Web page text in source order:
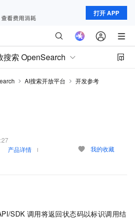
打开 APP
搜索 OpenSearch
AI搜索开放平台
开发参考
产品详情 我的收藏
SDK 调用将返回状态码以标识调用结